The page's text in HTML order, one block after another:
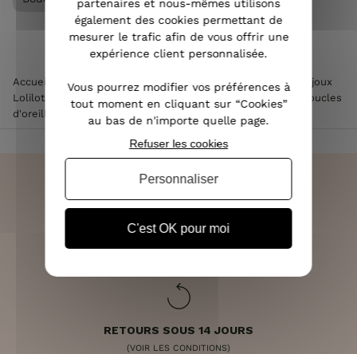
Accueil Accessoires de mode femme Bijoux femme
Bijoux
Lolilota & Lol femme
Boucles d'oreilles Lolilota & Lol
Boucles
d'oreilles acier doré ovale onyx
LIVRAISON RAPIDE
RETOURS SOUS 14 JOURS
(VOIR LES CONDITIONS)
partenaires et nous-mêmes utilisons
également des cookies permettant de
mesurer le trafic afin de vous offrir une
expérience client personnalisée.
Vous pourrez modifier vos préférences à
tout moment en cliquant sur “Cookies”
au bas de n'importe quelle page.
C'est OK pour moi
Refuser les cookies
Personnaliser